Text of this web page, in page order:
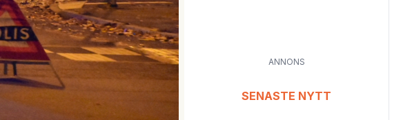
ANNONS
SENASTE NYTT